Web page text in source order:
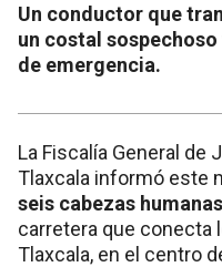
Un conductor que
un costal
de emergencia.
La Fiscalía General de
Tlaxcala informó este
seis cabezas humanas
carretera que conecta
Tlaxcala, en el centro